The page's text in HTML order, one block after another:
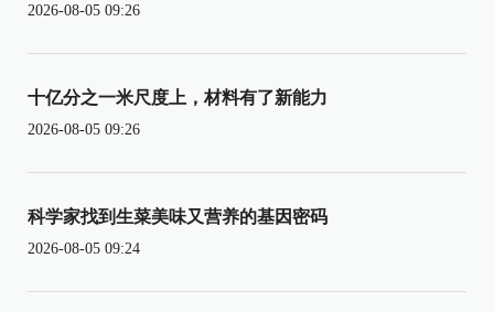
2026-08-05 09:26
十亿分之一米尺度上，材料有了新能力
2026-08-05 09:26
科学家找到生菜美味又营养的基因密码
2026-08-05 09:24